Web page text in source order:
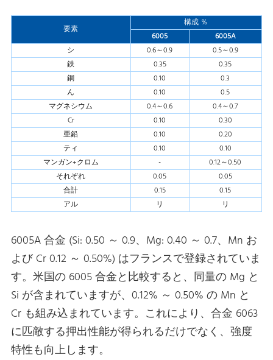
要素
構成 ％
6005
6005A
シ
0.6～0.9
0.5～0.9
鉄
0.35
0.35
銅
0.10
0.3
ん
0.10
0.5
マグネシウム
0.4～0.6
0.4～0.7
Cr
0.10
0.30
亜鉛
0.10
0.20
ティ
0.10
0.10
マンガン+クロム
-
0.12～0.50
それぞれ
0.05
0.05
合計
0.15
0.15
アル
リ リ
6005A 合金 (Si: 0.50 ～ 0.9、Mg: 0.40 ～ 0.7、Mn お
よび Cr 0.12 ～ 0.50%) はフランスで登録されていま
す。米国の 6005 合金と比較すると、同量の Mg と
Si が含まれていますが、0.12% ～ 0.50% の Mn と
Cr も組み込まれています。これにより、合金 6063
に匹敵する押出性能が得られるだけでなく、強度
特性も向上します。